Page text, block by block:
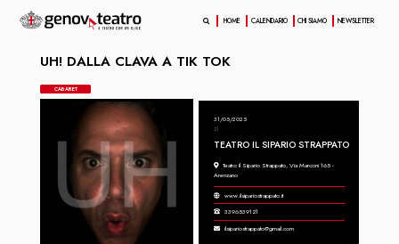
UH! DALLA CLAVA A TIK TOK
CABARET
31/05/2025
21
TEATRO IL SIPARIO STRAPPATO
Teatro Il Sipario Strappato, Via Marconi 165 -
Arenzano
www.ilsipariostrappato.it
3396539121
ilsipariostrappato@gmail.com
HOME CALENDARIO CHI SIAMO NEWSLETTER